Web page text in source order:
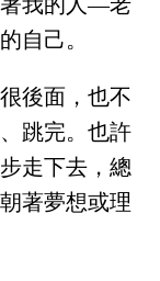
著我的人—老
自己。
後面，也不
跳完。也許
走下去，總
著夢想或理